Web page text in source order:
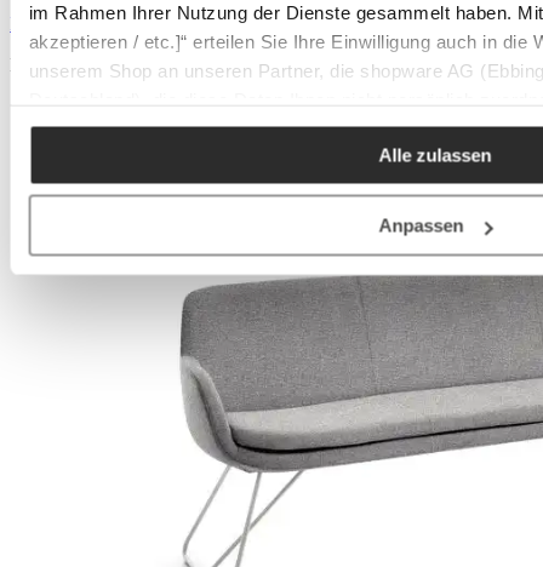
im Rahmen Ihrer Nutzung der Dienste gesammelt haben.
akzeptieren / etc.]“ erteilen Sie Ihre Einwilligung auch in die
unserem Shop an unseren Partner, die shopware AG
Zwecken (z.B. Produktverbesserungen,
Alle zulassen
Anpassen
Ignorer la galerie de produits
Découvrir plus de produits de cette série